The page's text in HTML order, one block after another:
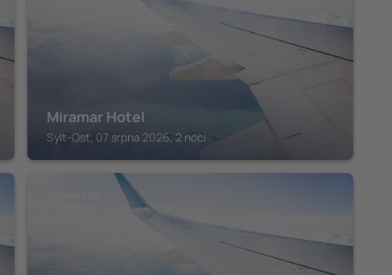
Miramar Hotel
Sylt-Ost, 07 srpna 2026, 2 noci